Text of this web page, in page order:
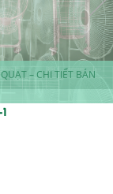
– CHI TIẾT BÁN